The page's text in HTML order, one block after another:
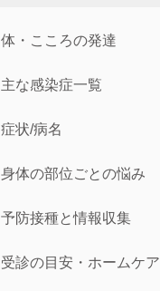
体・こころの発達
主な感染症一覧
症状/病名
身体の部位ごとの悩み
予防接種と情報収集
受診の目安・ホームケア